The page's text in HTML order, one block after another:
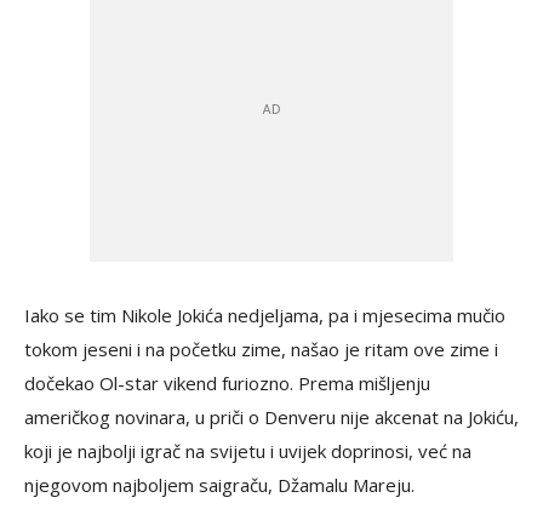
Iako se tim Nikole Jokića nedjeljama, pa i mjesecima mučio
tokom jeseni i na početku zime, našao je ritam ove zime i
dočekao Ol-star vikend furiozno. Prema mišljenju
američkog novinara, u priči o Denveru nije akcenat na Jokiću,
koji je najbolji igrač na svijetu i uvijek doprinosi, već na
njegovom najboljem saigraču, Džamalu Mareju.